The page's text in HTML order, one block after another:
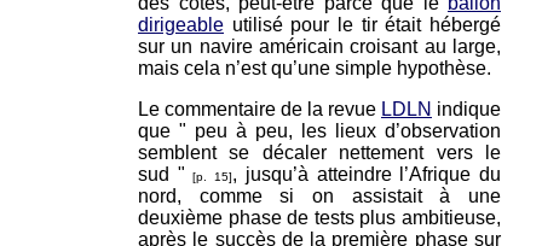
dirigeable utilisé pour le tir était hébergé
sur un navire américain croisant au large,
mais cela n’est qu’une simple hypothèse.
Le commentaire de la revue LDLN indique
que " peu à peu, les lieux d’observation
semblent se décaler nettement vers le
sud "[p. 15], jusqu’à atteindre l’Afrique du
nord, comme si on assistait à une
deuxième phase de tests plus ambitieuse,
après le succès de la première phase sur